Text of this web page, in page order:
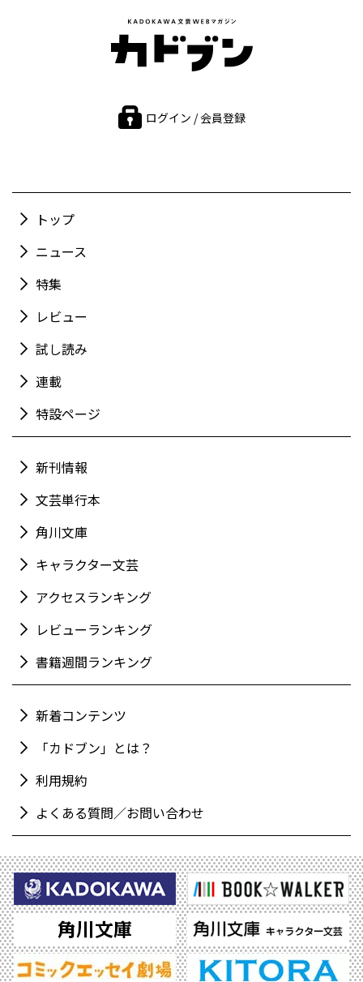
ログイン / 会員登録
トップ
ニュース
特集
レビュー
試し読み
連載
特設ページ
新刊情報
文芸単行本
角川文庫
キャラクター文芸
アクセスランキング
レビューランキング
書籍週間ランキング
新着コンテンツ
「カドブン」とは？
利用規約
よくある質問／お問い合わせ